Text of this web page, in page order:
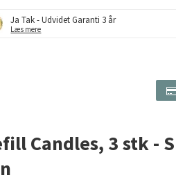
Ja Tak - Udvidet Garanti 3 år
Læs mere
Candles, 3 stk - S